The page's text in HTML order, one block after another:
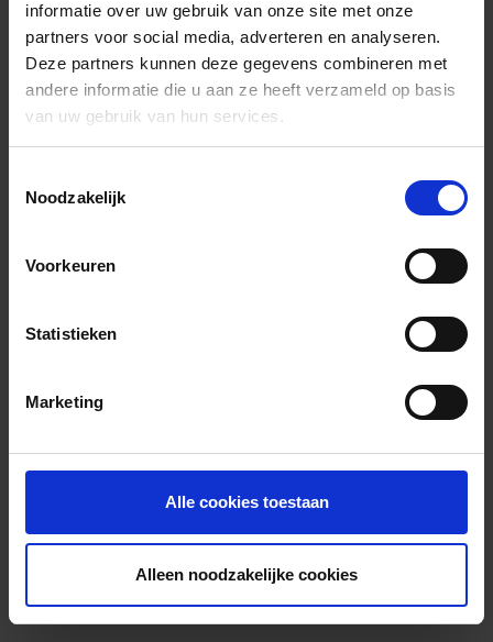
informatie over uw gebruik van onze site met onze
partners voor social media, adverteren en analyseren.
Deze partners kunnen deze gegevens combineren met
andere informatie die u aan ze heeft verzameld op basis
van uw gebruik van hun services.
Noodzakelijk
Voorkeuren
Statistieken
Marketing
Alle cookies toestaan
Alleen noodzakelijke cookies